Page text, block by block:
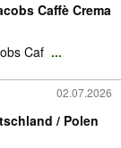
Caffè Crema
Caf ...
02.07.2026
/ Polen